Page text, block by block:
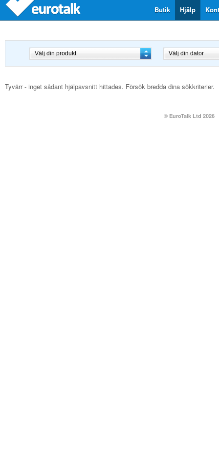
Hjälp
Butik
Tyvärr - inget sådant hjälpavsnitt hittades. Försök bredda dina sökkriterier.
© EuroTalk Ltd 2026